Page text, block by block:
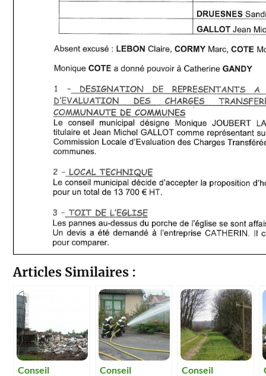
Articles Similaires :
Conseil
Conseil
Conseil